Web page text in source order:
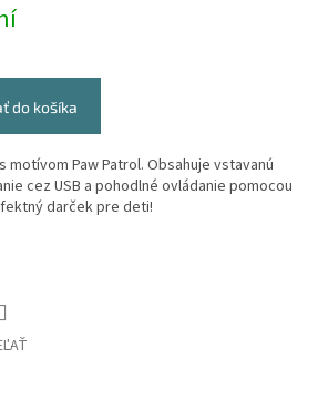
do košíka
motívom Paw Patrol. Obsahuje vstavanú
cez USB a pohodlné ovládanie pomocou
darček pre deti!